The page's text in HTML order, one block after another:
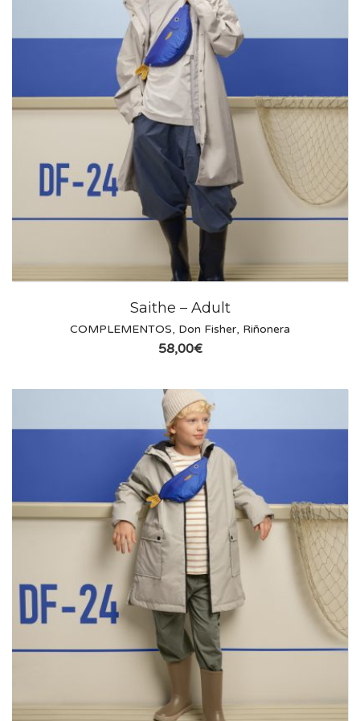
Saithe – Adult
COMPLEMENTOS, Don Fisher, Riñonera
58,00€